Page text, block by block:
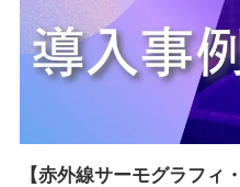
【赤外線サーモグラフィ